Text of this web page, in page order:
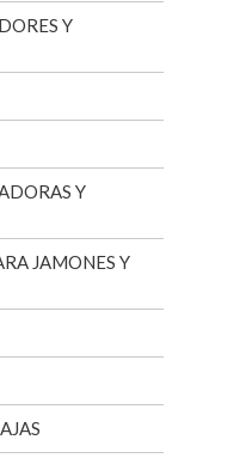
Y
Y
JAMONES Y